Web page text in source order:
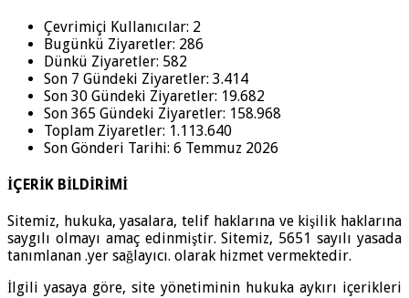
Çevrimiçi Kullanıcılar: 2
Bugünkü Ziyaretler: 286
Dünkü Ziyaretler: 582
Son 7 Gündeki Ziyaretler: 3.414
Son 30 Gündeki Ziyaretler: 19.682
Son 365 Gündeki Ziyaretler: 158.968
Toplam Ziyaretler: 1.113.640
Son Gönderi Tarihi: 6 Temmuz 2026
İÇERİK BİLDİRİMİ
Sitemiz, hukuka, yasalara, telif haklarına ve kişilik haklarına
saygılı olmayı amaç edinmiştir. Sitemiz, 5651 sayılı yasada
tanımlanan .yer sağlayıcı. olarak hizmet vermektedir.
İlgili yasaya göre, site yönetiminin hukuka aykırı içerikleri